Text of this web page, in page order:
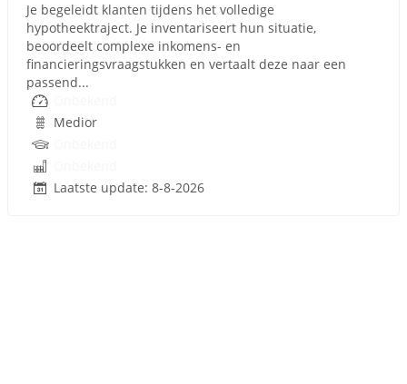
Je begeleidt klanten tijdens het volledige
hypotheektraject. Je inventariseert hun situatie,
beoordeelt complexe inkomens- en
financieringsvraagstukken en vertaalt deze naar een
passend...
Medior
Laatste update: 8-8-2026